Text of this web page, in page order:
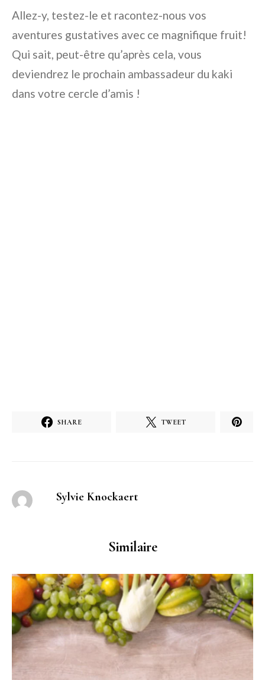
Allez-y, testez-le et racontez-nous vos
aventures gustatives avec ce magnifique fruit!
Qui sait, peut-être qu’après cela, vous
deviendrez le prochain ambassadeur du kaki
dans votre cercle d’amis !
SHARE TWEET
Sylvie Knockaert
Similaire